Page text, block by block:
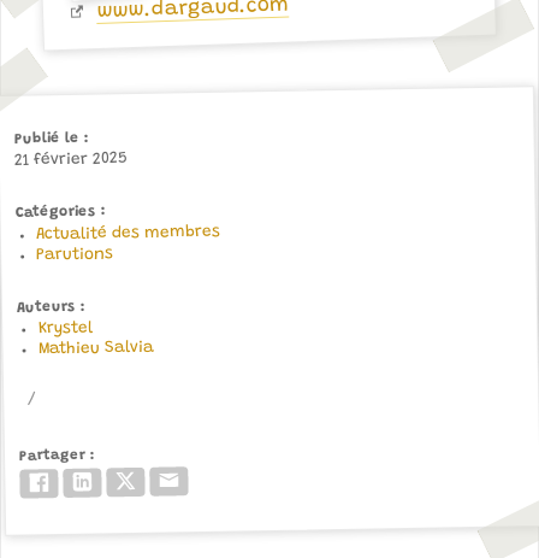
www.dargaud.com
Publié le
21 février 2025
Catégories
Actualité des membres
Parutions
Auteurs
Krystel
Mathieu Salvia
Partager
FacebookLinkedInTwitter/X